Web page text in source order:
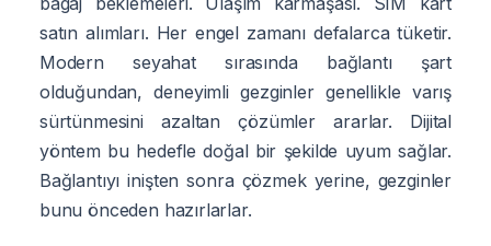
satın alımları. Her engel zamanı defalarca tüketir.
Modern seyahat sırasında bağlantı şart
olduğundan, deneyimli gezginler genellikle varış
sürtünmesini azaltan çözümler ararlar. Dijital
yöntem bu hedefle doğal bir şekilde uyum sağlar.
Bağlantıyı inişten sonra çözmek yerine, gezginler
bunu önceden hazırlarlar.